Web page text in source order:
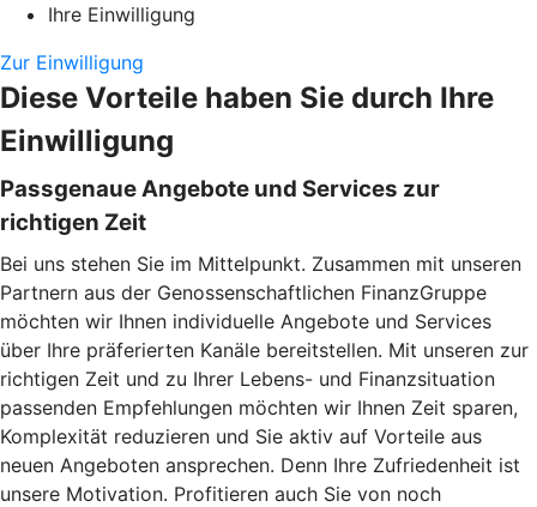
Ihre Einwilligung
Zur Einwilligung
Diese Vorteile haben Sie durch Ihre
Einwilligung
Passgenaue Angebote und Services zur
richtigen Zeit
Bei uns stehen Sie im Mittelpunkt. Zusammen mit unseren
Partnern aus der Genossenschaftlichen FinanzGruppe
möchten wir Ihnen individuelle Angebote und Services
über Ihre präferierten Kanäle bereitstellen. Mit unseren zur
richtigen Zeit und zu Ihrer Lebens- und Finanzsituation
passenden Empfehlungen möchten wir Ihnen Zeit sparen,
Komplexität reduzieren und Sie aktiv auf Vorteile aus
neuen Angeboten ansprechen. Denn Ihre Zufriedenheit ist
unsere Motivation. Profitieren auch Sie von noch